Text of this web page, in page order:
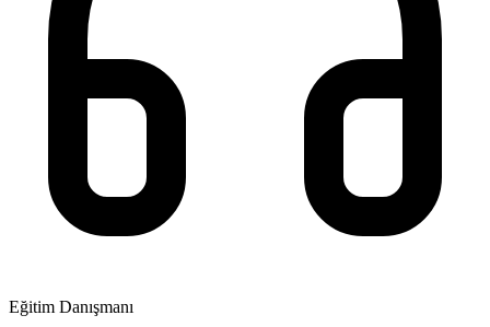
Eğitim Danışmanı